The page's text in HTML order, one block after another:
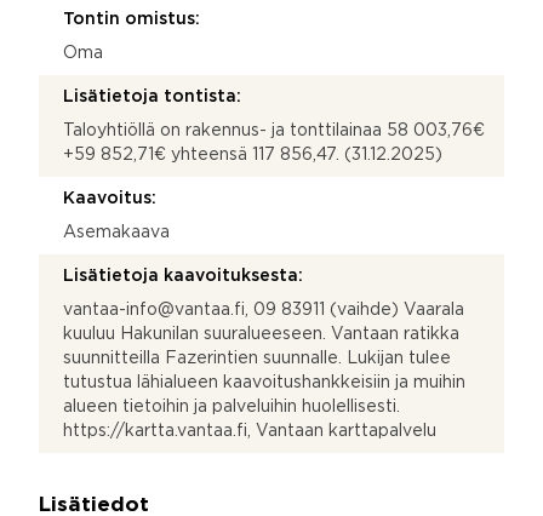
Tontin omistus:
Oma
Lisätietoja tontista:
Taloyhtiöllä on rakennus- ja tonttilainaa 58 003,76€
+59 852,71€ yhteensä 117 856,47. (31.12.2025)
Kaavoitus:
Asemakaava
Lisätietoja kaavoituksesta:
vantaa-info@vantaa.fi, 09 83911 (vaihde) Vaarala
kuuluu Hakunilan suuralueeseen. Vantaan ratikka
suunnitteilla Fazerintien suunnalle. Lukijan tulee
tutustua lähialueen kaavoitushankkeisiin ja muihin
alueen tietoihin ja palveluihin huolellisesti.
https://kartta.vantaa.fi, Vantaan karttapalvelu
Lisätiedot